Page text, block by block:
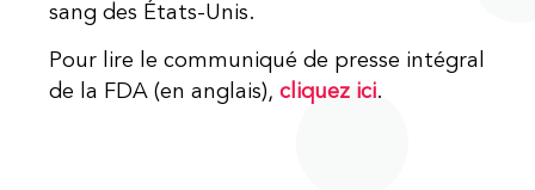
sang des États-Unis.
Pour lire le communiqué de presse intégral
de la FDA (en anglais),cliquez ici.